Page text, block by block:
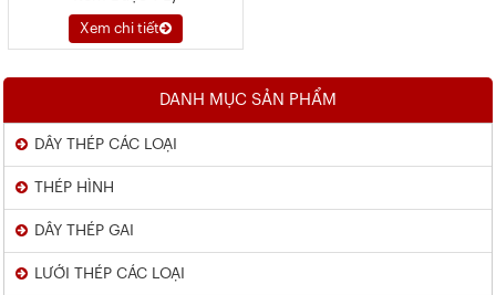
Xem chi tiết
DANH MỤC SẢN PHẨM
DÂY THÉP CÁC LOẠI
THÉP HÌNH
DÂY THÉP GAI
LƯỚI THÉP CÁC LOẠI